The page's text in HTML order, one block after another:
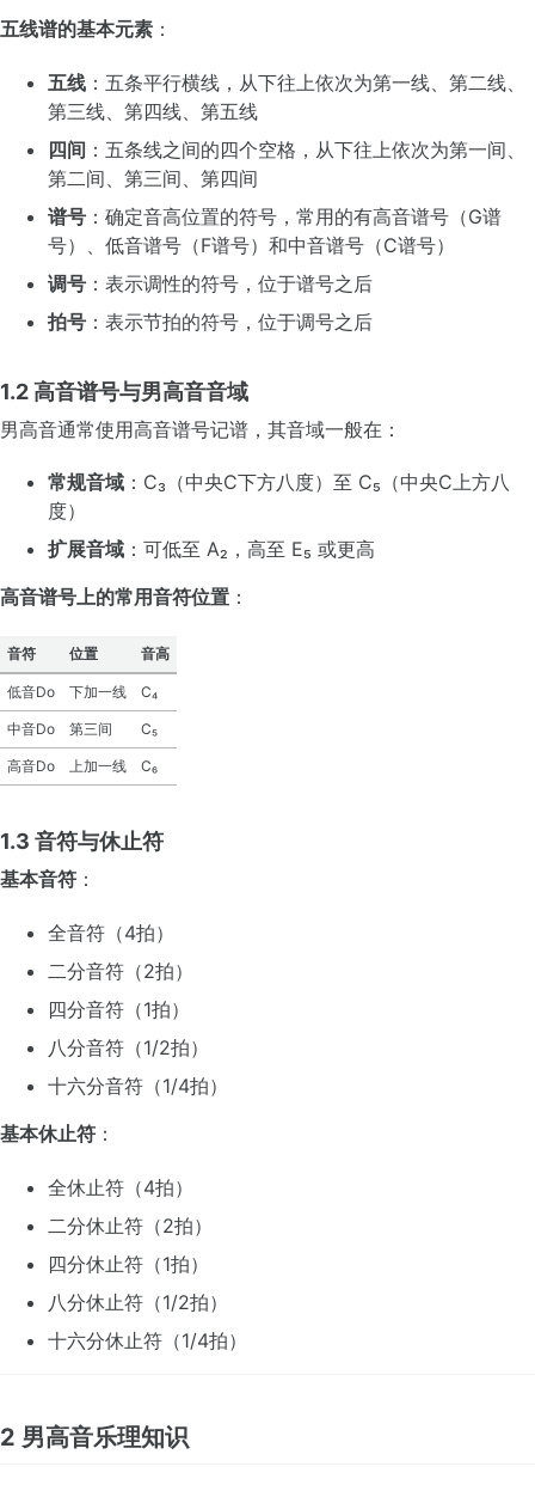
五线谱的基本元素 ：
五线 ：五条平行横线，从下往上依次为第一线、第二线、
第三线、第四线、第五线
四间 ：五条线之间的四个空格，从下往上依次为第一间、
第二间、第三间、第四间
谱号 ：确定音高位置的符号，常用的有高音谱号（G谱
号）、低音谱号（F谱号）和中音谱号（C谱号）
调号 ：表示调性的符号，位于谱号之后
拍号 ：表示节拍的符号，位于调号之后
1.2 高音谱号与男高音音域
男高音通常使用高音谱号记谱，其音域一般在：
常规音域 ：C₃（中央C下方八度）至 C₅（中央C上方八
度）
扩展音域 ：可低至 A₂，高至 E₅ 或更高
高音谱号上的常用音符位置 ：
音符 位置 音高
低音Do 下加一线 C₄
中音Do 第三间 C₅
高音Do 上加一线 C₆
1.3 音符与休止符
基本音符 ：
全音符（4拍）
二分音符（2拍）
四分音符（1拍）
八分音符（1/2拍）
十六分音符（1/4拍）
基本休止符 ：
全休止符（4拍）
二分休止符（2拍）
四分休止符（1拍）
八分休止符（1/2拍）
十六分休止符（1/4拍）
2 男高音乐理知识